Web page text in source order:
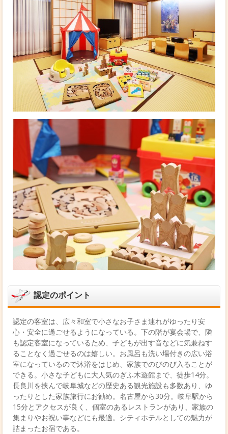
認定のポイント
認定の客室は、広々和室で小さなお子さま連れがゆったり安
心・安全に過ごせるようになっている。下の階が宴会場で、隣
も認定客室になっているため、子どもが出す音などに気兼ねす
ることなく過ごせるのは嬉しい。お風呂も洗い場付きの広い浴
室になっているので沐浴をはじめ、家族でのびのび入ることが
できる。小さな子どもに大人気のぎふ木遊館まで、徒歩14分。
長良川を挟んで岐阜城などの歴史ある観光施設も多数あり、ゆ
ったりとした家族旅行にお勧め。名古屋から30分。岐阜駅から
15分とアクセスが良く、個室のあるレストランがあり、家族の
集まりやお祝い事などにも最適。シティホテルとしての魅力が
詰まったお宿である。